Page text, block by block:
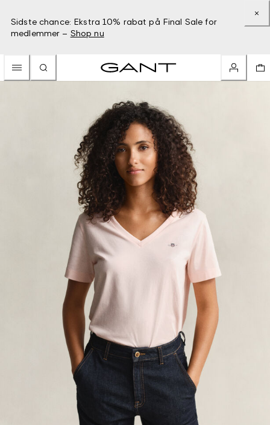
Sidste chance: Ekstra 10% rabat på Final Sale for
medlemmer – Shop nu